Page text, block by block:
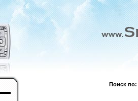
Поиск по: